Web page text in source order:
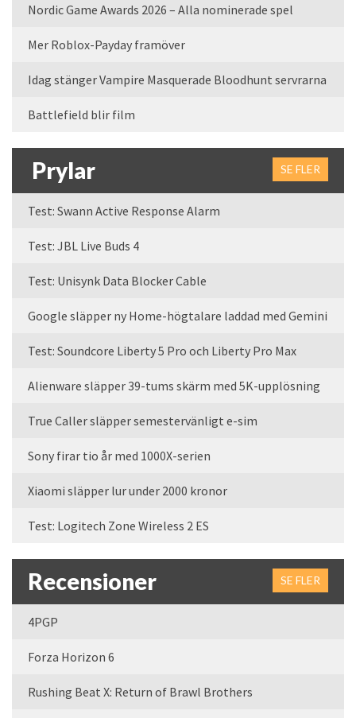
Nordic Game Awards 2026 – Alla nominerade spel
Mer Roblox-Payday framöver
Idag stänger Vampire Masquerade Bloodhunt servrarna
Battlefield blir film
Prylar SE FLER
Test: Swann Active Response Alarm
Test: JBL Live Buds 4
Test: Unisynk Data Blocker Cable
Google släpper ny Home-högtalare laddad med Gemini
Test: Soundcore Liberty 5 Pro och Liberty Pro Max
Alienware släpper 39-tums skärm med 5K-upplösning
True Caller släpper semestervänligt e-sim
Sony firar tio år med 1000X-serien
Xiaomi släpper lur under 2000 kronor
Test: Logitech Zone Wireless 2 ES
Recensioner SE FLER
4PGP
Forza Horizon 6
Rushing Beat X: Return of Brawl Brothers